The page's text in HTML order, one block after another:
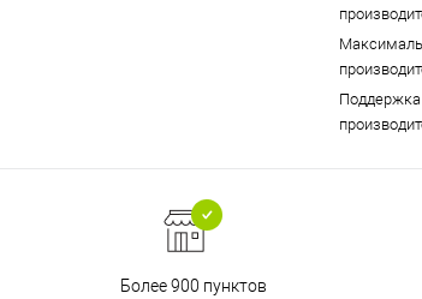
Поддержка
Более 900 пунктов